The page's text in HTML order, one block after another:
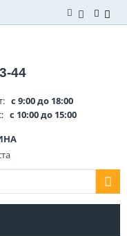
44
с 9:00 до 18:00
с 10:00 до 15:00